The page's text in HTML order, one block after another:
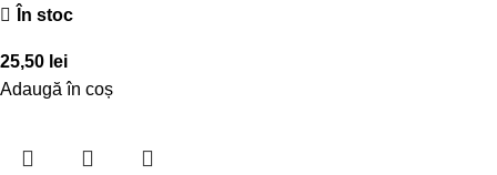
În stoc
25,50 lei
Adaugă în coș